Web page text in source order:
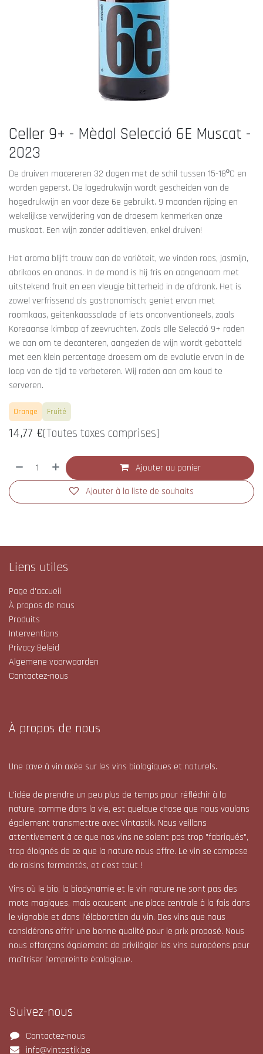
Celler 9+ - Mèdol Selecció 6E Muscat -
2023
De druiven macereren 32 dagen met de schil tussen 15-18ºC en
worden geperst. De lagedrukwijn wordt gescheiden van de
hogedrukwijn en voor deze 6e gebruikt. 9 maanden rijping en
wekelijkse verwijdering van de droesem kenmerken onze
muskaat. Een wijn zonder additieven, enkel druiven!
Het aroma blijft trouw aan de variëteit, we vinden roos, jasmijn,
abrikoos en ananas. In de mond is hij fris en aangenaam met
uitstekend fruit en een vleugje bitterheid in de afdronk. Het is
zowel verfrissend als gastronomisch; geniet ervan met
roomkaas, geitenkaassalade of iets onconventioneels, zoals
Koreaanse kimbap of zeevruchten. Zoals alle Selecció 9+ raden
we aan om te decanteren, aangezien de wijn wordt gebotteld
met een klein percentage droesem om de evolutie ervan in de
loop van de tijd te verbeteren. Wij raden aan om koud te
serveren.
Orange Fruité
14,77 €(Toutes taxes comprises)
Ajouter au panier
Ajouter à la liste de souhaits
Liens utiles
Page d'accueil
À propos de nous
Produits
Interventions
Privacy Beleid
Algemene voorwaarden
Contactez-nous
À propos de nous
Une cave à vin axée sur les vins biologiques et naturels.
L'idée de prendre un peu plus de temps pour réfléchir à la
nature, comme dans la vie, est quelque chose que nous voulons
également transmettre avec Vintastik. Nous veillons
attentivement à ce que nos vins ne soient pas trop "fabriqués",
trop éloignés de ce que la nature nous offre. Le vin se compose
de raisins fermentés, et c'est tout !
Vins où le bio, la biodynamie et le vin nature ne sont pas des
mots magiques, mais occupent une place centrale à la fois dans
le vignoble et dans l'élaboration du vin. Des vins que nous
considérons offrir une bonne qualité pour le prix proposé. Nous
nous efforçons également de privilégier les vins européens pour
maîtriser l'empreinte écologique.
Suivez-nous
Contactez-nous
info@vintastik.be